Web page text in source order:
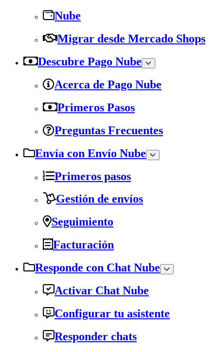
Nube
Migrar desde Mercado Shops
Descubre Pago Nube
Acerca de Pago Nube
Primeros Pasos
Preguntas Frecuentes
Envía con Envío Nube
Primeros pasos
Gestión de envíos
Seguimiento
Facturación
Responde con Chat Nube
Activar Chat Nube
Configurar tu asistente
Responder chats